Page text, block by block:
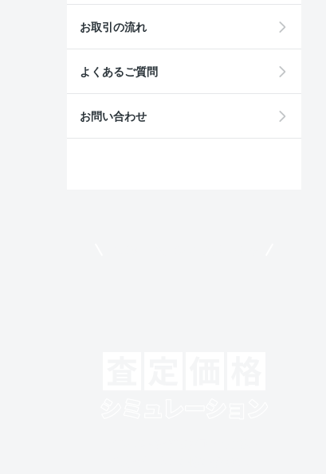
お取引の流れ
よくあるご質問
お問い合わせ